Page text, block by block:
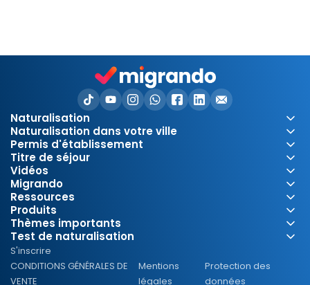
v
i
Naturalisation
Naturalisation dans votre ville
Permis d'établissement
Titre de séjour
Vidéos
Migrando
Ressources
Produits
Thèmes importants
Test de naturalisation
S'inscrire
CONDITIONS GÉNÉRALES DE
VENTE
Mentions
légales
Protection des
données